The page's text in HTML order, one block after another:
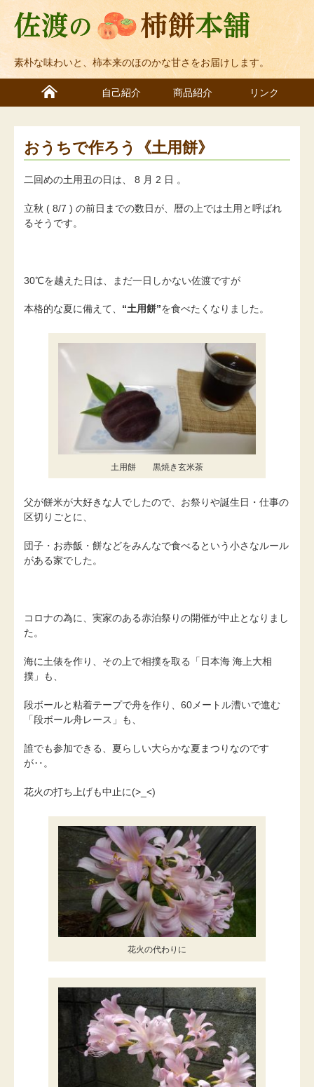
素朴な味わいと、柿本来のほのかな甘さをお届けします。
自己紹介 商品紹介 リンク
おうちで作ろう《土用餅》
二回めの土用丑の日は、 8 月 2 日 。
立秋 ( 8/7 ) の前日までの数日が、暦の上では土用と呼ばれ
るそうです。
30℃を越えた日は、まだ一日しかない佐渡ですが
本格的な夏に備えて、 “土用餅”を食べたくなりました。
土用餅 黒焼き玄米茶
父が餅米が大好きな人でしたので、お祭りや誕生日・仕事の
区切りごとに、
団子・お赤飯・餅などをみんなで食べるという小さなルール
がある家でした。
コロナの為に、実家のある赤泊祭りの開催が中止となりまし
た。
海に土俵を作り、その上で相撲を取る「日本海 海上大相
撲」も、
段ボールと粘着テープで舟を作り、60メートル漕いで進む
「段ボール舟レース」も、
誰でも参加できる、夏らしい大らかな夏まつりなのです
が‥。
花火の打ち上げも中止に(>_<)
花火の代わりに